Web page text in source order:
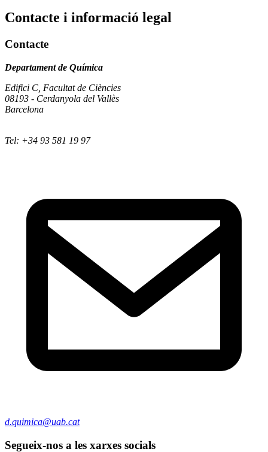
Contacte i informació legal
Contacte
Departament de Química
Edifici C, Facultat de Ciències
08193 - Cerdanyola del Vallès
Barcelona
Tel: +34 93 581 19 97
d.quimica@uab.cat
Segueix-nos a les xarxes socials